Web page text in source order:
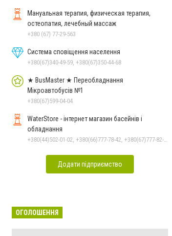
Мануальная терапия, физическая терапия,
остеопатия, лечебный массаж
+380 (67) 77-29-563
Система сповіщення населення
+380(67)340-49-59, +380(67)350-44-68
★ BusMaster ★ Переобладнання
Мікроавтобусів №1
+380(67)599-04-04
WaterStore - інтернет магазин басейнів і
обладнання
Додати підприємство
ОГОЛОШЕННЯ